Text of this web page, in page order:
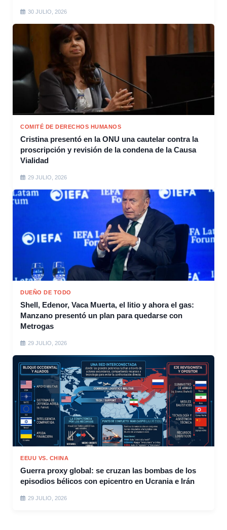
30 JULIO, 2026
COMITÉ DE DERECHOS HUMANOS
Cristina presentó en la ONU una cautelar contra la
proscripción y revisión de la condena de la Causa
Vialidad
29 JULIO, 2026
DUEÑO DE TODO
Shell, Edenor, Vaca Muerta, el litio y ahora el gas:
Manzano presentó un plan para quedarse con
Metrogas
29 JULIO, 2026
EEUU VS. CHINA
Guerra proxy global: se cruzan las bombas de los
episodios bélicos con epicentro en Ucrania e Irán
29 JULIO, 2026